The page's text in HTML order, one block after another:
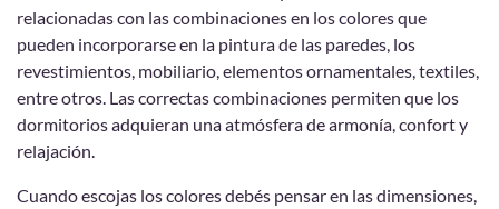
relacionadas con las combinaciones en los colores que
pueden incorporarse en la pintura de las paredes, los
revestimientos, mobiliario, elementos ornamentales, textiles,
entre otros. Las correctas combinaciones permiten que los
dormitorios adquieran una atmósfera de armonía, confort y
relajación.
Cuando escojas los colores debés pensar en las dimensiones,